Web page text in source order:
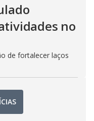
no
de fortalecer laços